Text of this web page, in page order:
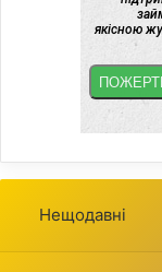
Нещодавні